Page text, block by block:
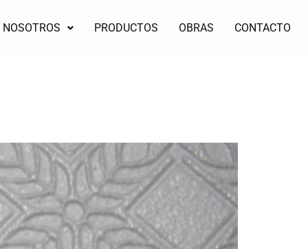
NOSOTROS PRODUCTOS OBRAS CONTACTO